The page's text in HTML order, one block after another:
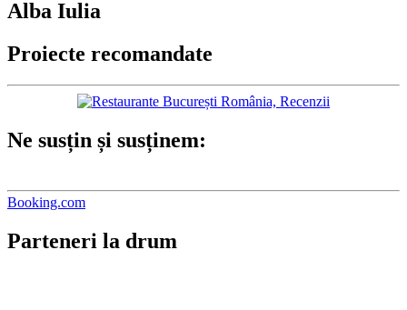
Alba Iulia
Proiecte recomandate
Ne susțin și susținem:
Booking.com
Parteneri la drum